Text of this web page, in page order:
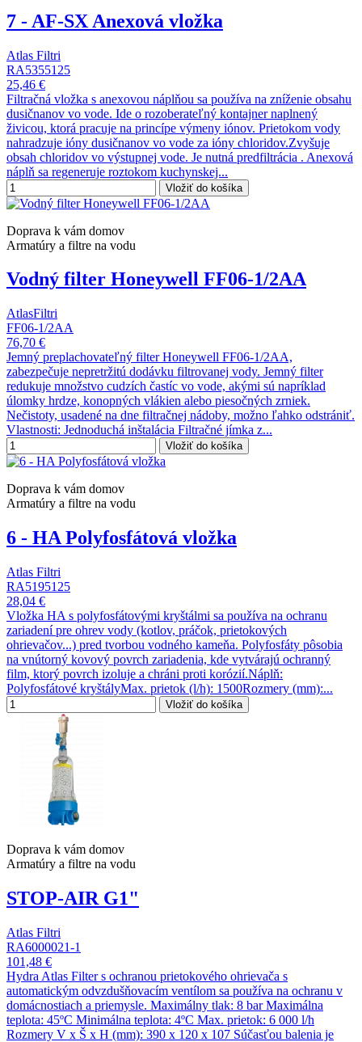
7 - AF-SX Anexová vložka
Atlas Filtri
RA5355125
25,46 €
Filtračná vložka s anexovou náplňou sa používa na zníženie obsahu
dusičnanov vo vode. Ide o rozoberateľný kontajner naplnený
živicou, ktorá pracuje na princípe výmeny iónov. Prietokom vody
nahradzuje ióny dusičnanov vo vode za ióny chloridov.Zvyšuje
obsah chloridov vo výstupnej vode. Je nutná predfiltrácia . Anexová
náplň sa regeneruje roztokom kuchynskej...
Vložiť do košíka
Doprava k vám domov
Armatúry a filtre na vodu
Vodný filter Honeywell FF06-1/2AA
AtlasFiltri
FF06-1/2AA
76,70 €
Jemný preplachovateľný filter Honeywell FF06-1/2AA,
zabezpečuje nepretržitú dodávku filtrovanej vody. Jemný filter
redukuje množstvo cudzích častíc vo vode, akými sú napríklad
úlomky hrdze, konopných vlákien alebo piesočných zrniek.
Nečistoty, usadené na dne filtračnej nádoby, možno ľahko odstrániť.
Vlastnosti: Jednoduchá inštalácia Filtračné jímka z...
Vložiť do košíka
Doprava k vám domov
Armatúry a filtre na vodu
6 - HA Polyfosfátová vložka
Atlas Filtri
RA5195125
28,04 €
Vložka HA s polyfosfátovými kryštálmi sa používa na ochranu
zariadení pre ohrev vody (kotlov, práčok, prietokových
ohrievačov...) pred tvorbou vodného kameňa. Polyfosfáty pôsobia
na vnútorný kovový povrch zariadenia, kde vytvárajú ochranný
film, ktorý povrch izoluje a chráni proti korózií.Náplň:
Polyfosfátové kryštályMax. prietok (l/h): 1500Rozmery (mm):...
Vložiť do košíka
Doprava k vám domov
Armatúry a filtre na vodu
STOP-AIR G1"
Atlas Filtri
RA6000021-1
101,48 €
Hydra Atlas Filter s ochranou prietokového ohrievača s
automatickým odvzdušňovacím ventílom sa používa na ochranu v
domácnostiach a priemysle. Maximálny tlak: 8 bar Maximálna
teplota: 45ºC Minimálna teplota: 4ºC Max. prietok: 6 000 l/h
Rozmery V x Š x H (mm): 390 x 120 x 107 Súčasťou balenia je